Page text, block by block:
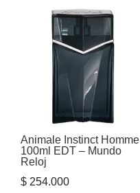
Animale Instinct Homme
100ml EDT – Mundo
Reloj
$ 254.000